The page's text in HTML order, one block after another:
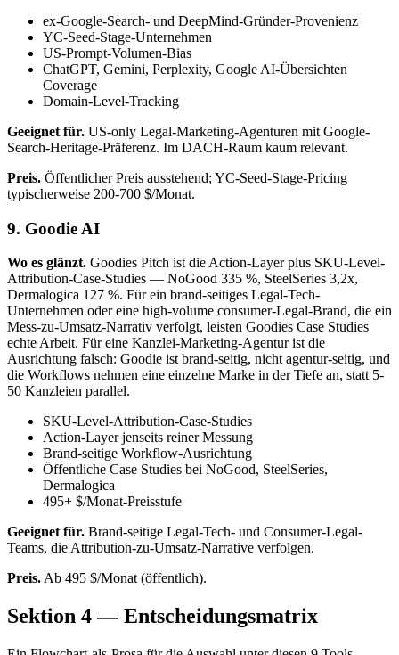
ex-Google-Search- und DeepMind-Gründer-Provenienz
YC-Seed-Stage-Unternehmen
US-Prompt-Volumen-Bias
ChatGPT, Gemini, Perplexity, Google AI-Übersichten
Coverage
Domain-Level-Tracking
Geeignet für. US-only Legal-Marketing-Agenturen mit Google-
Search-Heritage-Präferenz. Im DACH-Raum kaum relevant.
Preis. Öffentlicher Preis ausstehend; YC-Seed-Stage-Pricing
typischerweise 200-700 $/Monat.
9. Goodie AI
Wo es glänzt. Goodies Pitch ist die Action-Layer plus SKU-Level-
Attribution-Case-Studies — NoGood 335 %, SteelSeries 3,2x,
Dermalogica 127 %. Für ein brand-seitiges Legal-Tech-
Unternehmen oder eine high-volume consumer-Legal-Brand, die ein
Mess-zu-Umsatz-Narrativ verfolgt, leisten Goodies Case Studies
echte Arbeit. Für eine Kanzlei-Marketing-Agentur ist die
Ausrichtung falsch: Goodie ist brand-seitig, nicht agentur-seitig, und
die Workflows nehmen eine einzelne Marke in der Tiefe an, statt 5-
50 Kanzleien parallel.
SKU-Level-Attribution-Case-Studies
Action-Layer jenseits reiner Messung
Brand-seitige Workflow-Ausrichtung
Öffentliche Case Studies bei NoGood, SteelSeries,
Dermalogica
495+ $/Monat-Preisstufe
Geeignet für. Brand-seitige Legal-Tech- und Consumer-Legal-
Teams, die Attribution-zu-Umsatz-Narrative verfolgen.
Preis.Ab 495 $/Monat (öffentlich).
Sektion 4 — Entscheidungsmatrix